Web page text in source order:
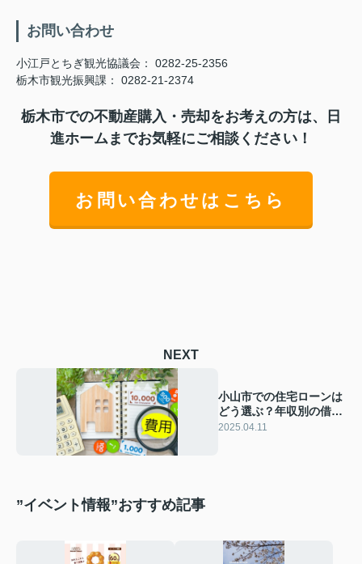
お問い合わせ
小江戸とちぎ観光協議会： 0282-25-2356
栃木市観光振興課： 0282-21-2374
栃木市での不動産購入・売却をお考えの方は、日
進ホームまでお気軽にご相談ください！
お問い合わせはこちら
NEXT
小山市での住宅ローンは
どう選ぶ？年収別の借入
額目安をご紹介
2025.04.11
”イベント情報”おすすめ記事